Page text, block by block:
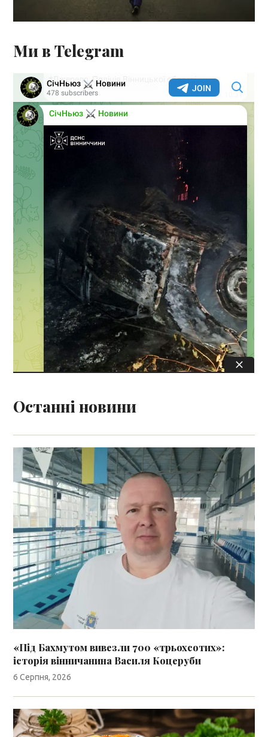
Ми в Telegram
Останні новини
«Під Бахмутом вивезли 700 «трьохсотих»:
історія вінничанина Василя Коцеруби
6 Серпня, 2026